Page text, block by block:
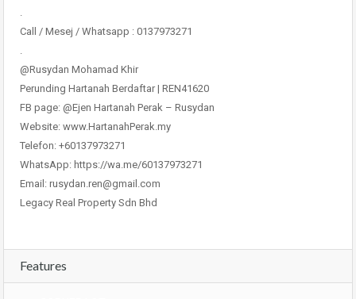
.
Call / Mesej / Whatsapp : 0137973271
.
@Rusydan Mohamad Khir
Perunding Hartanah Berdaftar | REN41620
FB page: @Ejen Hartanah Perak – Rusydan
Website: www.HartanahPerak.my
Telefon: +60137973271
WhatsApp: https://wa.me/60137973271
Email: rusydan.ren@gmail.com
Legacy Real Property Sdn Bhd
Features